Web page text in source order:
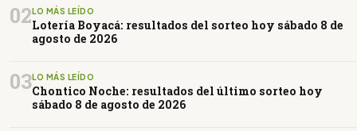
02LO MÁS LEÍDO
Lotería Boyacá: resultados del sorteo hoy sábado 8 de
agosto de 2026
03LO MÁS LEÍDO
Chontico Noche: resultados del último sorteo hoy
sábado 8 de agosto de 2026